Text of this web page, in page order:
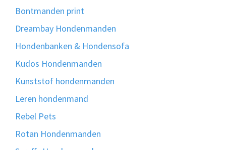
Bontmanden print
Dreambay Hondenmanden
Hondenbanken & Hondensofa
Kudos Hondenmanden
Kunststof hondenmanden
Leren hondenmand
Rebel Pets
Rotan Hondenmanden